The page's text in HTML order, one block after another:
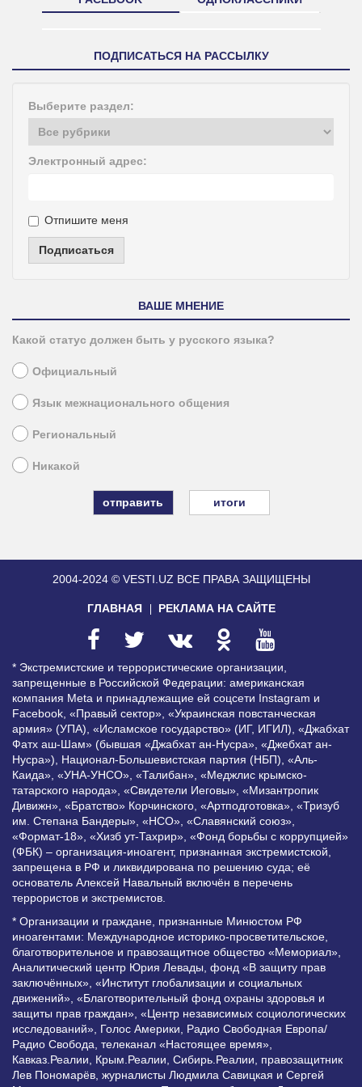
ПОДПИСАТЬСЯ НА РАССЫЛКУ
Выберите раздел:
Электронный адрес:
Отпишите меня
Подписаться
ВАШЕ МНЕНИЕ
Какой статус должен быть у русского языка?
Официальный
Язык межнационального общения
Региональный
Никакой
итоги
2004-2024 © VESTI.UZ ВСЕ ПРАВА ЗАЩИЩЕНЫ
ГЛАВНАЯ РЕКЛАМА НА САЙТЕ
* Экстремистские и террористические организации,
запрещенные в Российской Федерации: американская
компания Meta и принадлежащие ей соцсети Instagram и
Facebook, «Правый сектор», «Украинская повстанческая
армия» (УПА), «Исламское государство» (ИГ, ИГИЛ), «Джабхат
Фатх аш-Шам» (бывшая «Джабхат ан-Нусра», «Джебхат ан-
Нусра»), Национал-Большевистская партия (НБП), «Аль-
Каида», «УНА-УНСО», «Талибан», «Меджлис крымско-
татарского народа», «Свидетели Иеговы», «Мизантропик
Дивижн», «Братство» Корчинского, «Артподготовка», «Тризуб
им. Степана Бандеры», «НСО», «Славянский союз»,
«Формат-18», «Хизб ут-Тахрир», «Фонд борьбы с коррупцией»
(ФБК) – организация-иноагент, признанная экстремистской,
запрещена в РФ и ликвидирована по решению суда; её
основатель Алексей Навальный включён в перечень
террористов и экстремистов.
* Организации и граждане, признанные Минюстом РФ
иноагентами: Международное историко-просветительское,
благотворительное и правозащитное общество «Мемориал»,
Аналитический центр Юрия Левады, фонд «В защиту прав
заключённых», «Институт глобализации и социальных
движений», «Благотворительный фонд охраны здоровья и
защиты прав граждан», «Центр независимых социологических
исследований», Голос Америки, Радио Свободная Европа/
Радио Свобода, телеканал «Настоящее время»,
Кавказ.Реалии, Крым.Реалии, Сибирь.Реалии, правозащитник
Лев Пономарёв, журналисты Людмила Савицкая и Сергей